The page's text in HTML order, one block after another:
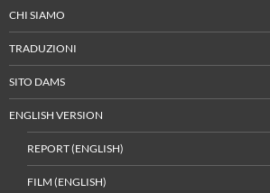
CHI SIAMO
TRADUZIONI
SITO DAMS
ENGLISH VERSION
REPORT (ENGLISH)
FILM (ENGLISH)